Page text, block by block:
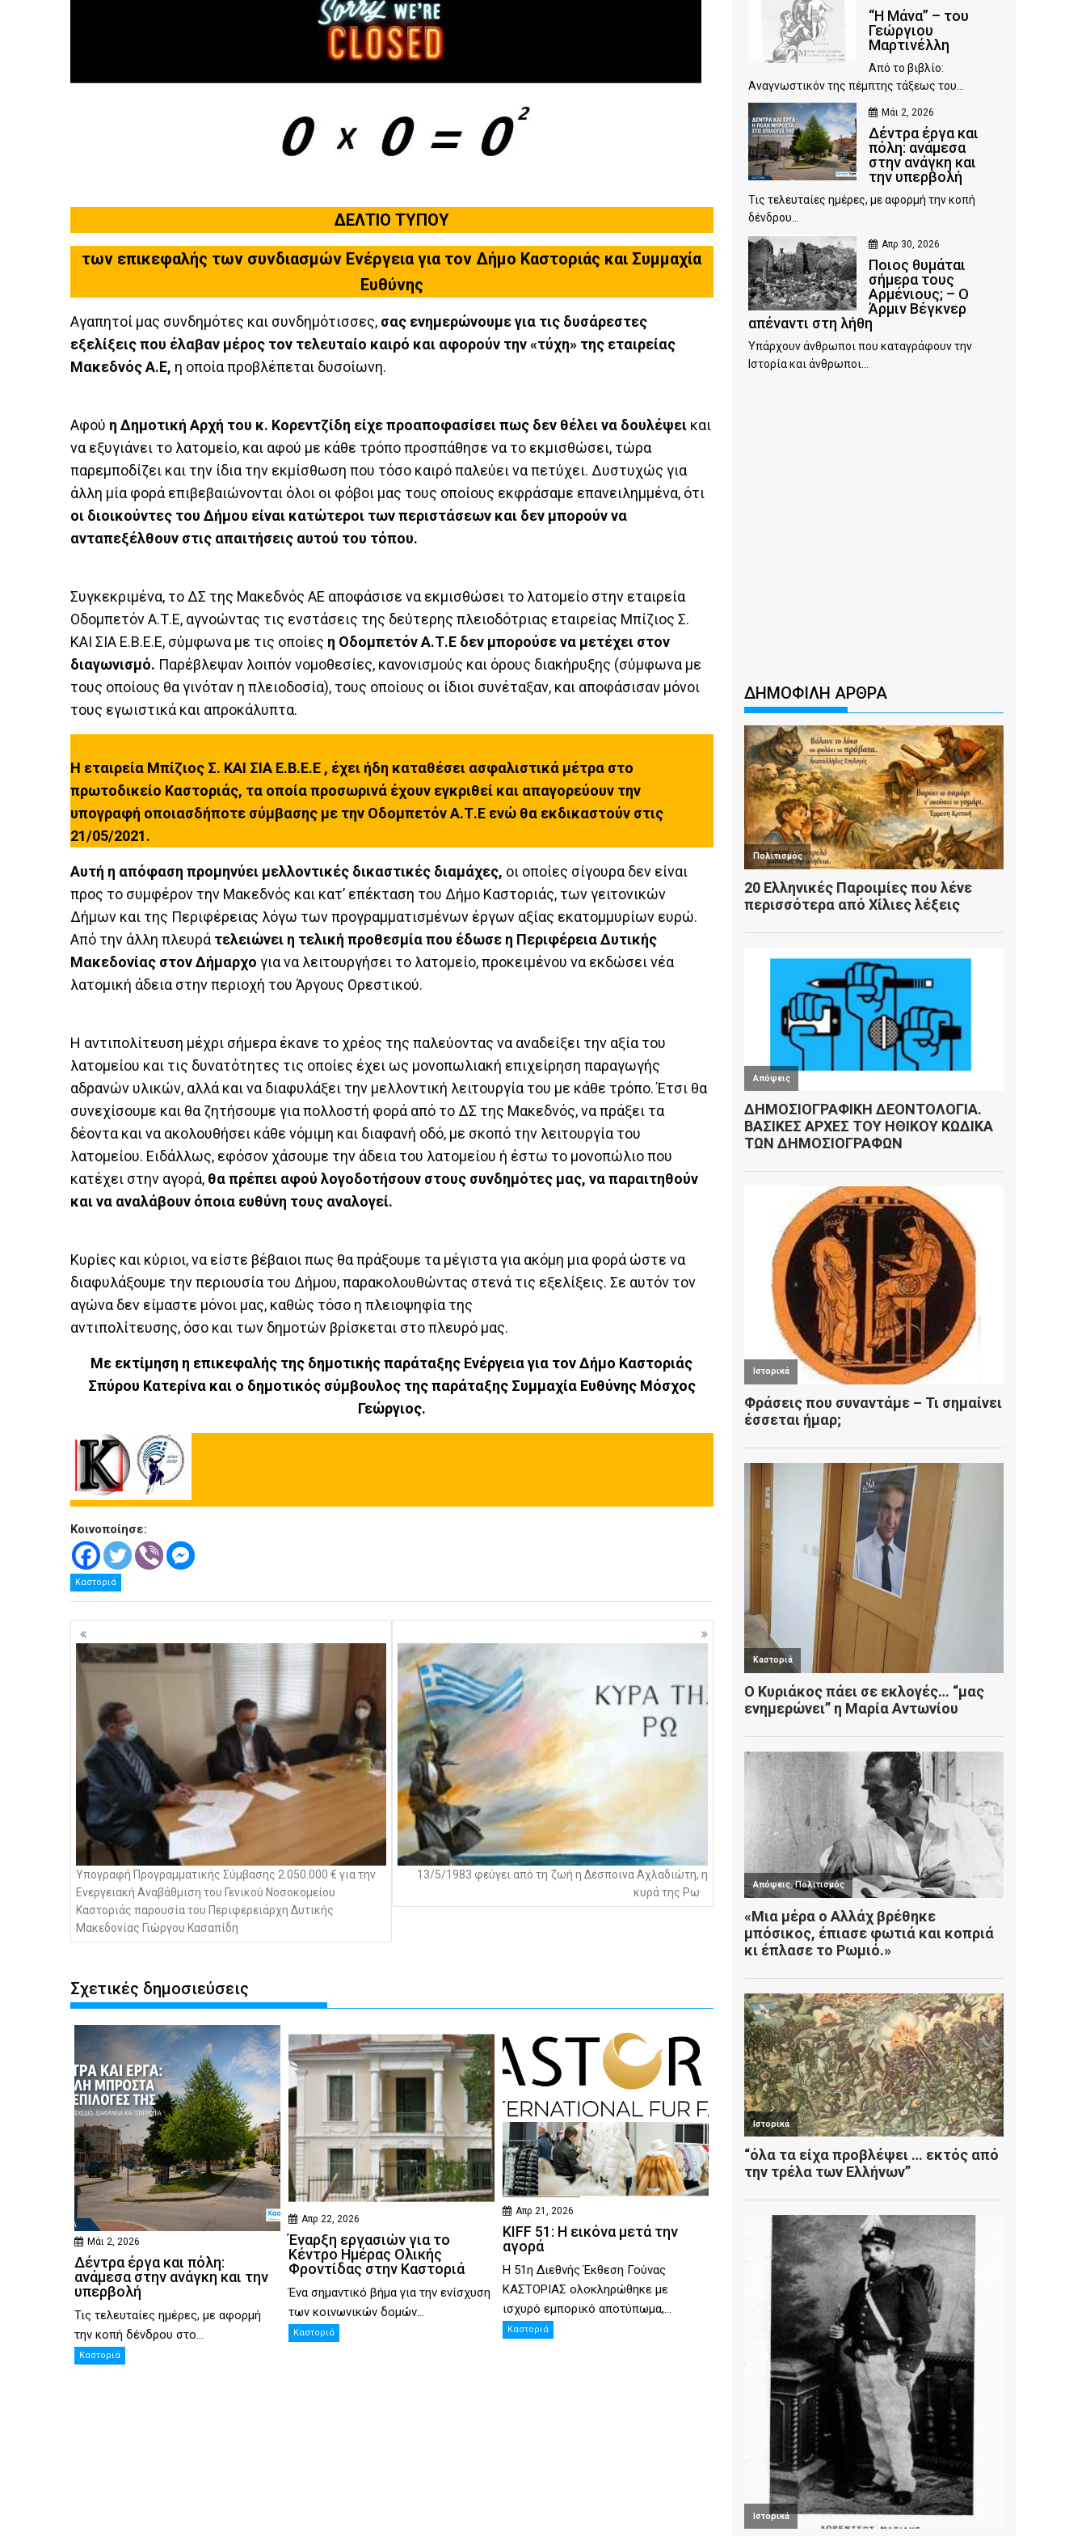
ΔΕΛΤΙΟ ΤΥΠΟΥ
των επικεφαλής των συνδιασμών Ενέργεια για τον Δήμο Καστοριάς και Συμμαχία
Ευθύνης
Αγαπητοί μας συνδημότες και συνδημότισσες, σας ενημερώνουμε για τις δυσάρεστες
εξελίξεις που έλαβαν μέρος τον τελευταίο καιρό και αφορούν την «τύχη» της εταιρείας
Μακεδνός Α.Ε, η οποία προβλέπεται δυσοίωνη.
Αφού η Δημοτική Αρχή του κ. Κορεντζίδη είχε προαποφασίσει πως δεν θέλει να δουλέψει και
να εξυγιάνει το λατομείο, και αφού με κάθε τρόπο προσπάθησε να το εκμισθώσει, τώρα
παρεμποδίζει και την ίδια την εκμίσθωση που τόσο καιρό παλεύει να πετύχει. Δυστυχώς για
άλλη μία φορά επιβεβαιώνονται όλοι οι φόβοι μας τους οποίους εκφράσαμε επανειλημμένα, ότι
οι διοικούντες του Δήμου είναι κατώτεροι των περιστάσεων και δεν μπορούν να
ανταπεξέλθουν στις απαιτήσεις αυτού του τόπου.
Συγκεκριμένα, το ΔΣ της Μακεδνός ΑΕ αποφάσισε να εκμισθώσει το λατομείο στην εταιρεία
Οδομπετόν Α.Τ.Ε, αγνοώντας τις ενστάσεις της δεύτερης πλειοδότριας εταιρείας Μπίζιος Σ.
ΚΑΙ ΣΙΑ Ε.Β.Ε.Ε, σύμφωνα με τις οποίες η Οδομπετόν Α.Τ.Ε δεν μπορούσε να μετέχει στον
διαγωνισμό. Παρέβλεψαν λοιπόν νομοθεσίες, κανονισμούς και όρους διακήρυξης (σύμφωνα με
τους οποίους θα γινόταν η πλειοδοσία), τους οποίους οι ίδιοι συνέταξαν, και αποφάσισαν μόνοι
τους εγωιστικά και απροκάλυπτα.
Η εταιρεία Μπίζιος Σ. ΚΑΙ ΣΙΑ Ε.Β.Ε.Ε , έχει ήδη καταθέσει ασφαλιστικά μέτρα στο
πρωτοδικείο Καστοριάς, τα οποία προσωρινά έχουν εγκριθεί και απαγορεύουν την
υπογραφή οποιασδήποτε σύμβασης με την Οδομπετόν Α.Τ.Ε ενώ θα εκδικαστούν στις
21/05/2021.
Αυτή η απόφαση προμηνύει μελλοντικές δικαστικές διαμάχες, οι οποίες σίγουρα δεν είναι
προς το συμφέρον την Μακεδνός και κατ’ επέκταση του Δήμο Καστοριάς, των γειτονικών
Δήμων και της Περιφέρειας λόγω των προγραμματισμένων έργων αξίας εκατομμυρίων ευρώ.
Από την άλλη πλευράτελειώνει η τελική προθεσμία που έδωσε η Περιφέρεια Δυτικής
Μακεδονίας στον Δήμαρχο για να λειτουργήσει το λατομείο, προκειμένου να εκδώσει νέα
λατομική άδεια στην περιοχή του Άργους Ορεστικού.
Η αντιπολίτευση μέχρι σήμερα έκανε το χρέος της παλεύοντας να αναδείξει την αξία του
λατομείου και τις δυνατότητες τις οποίες έχει ως μονοπωλιακή επιχείρηση παραγωγής
αδρανών υλικών, αλλά και να διαφυλάξει την μελλοντική λειτουργία του με κάθε τρόπο. Έτσι θα
συνεχίσουμε και θα ζητήσουμε για πολλοστή φορά από το ΔΣ της Μακεδνός, να πράξει τα
δέοντα και να ακολουθήσει κάθε νόμιμη και διαφανή οδό, με σκοπό την λειτουργία του
λατομείου. Ειδάλλως, εφόσον χάσουμε την άδεια του λατομείου ή έστω το μονοπώλιο που
κατέχει στην αγορά, θα πρέπει αφού λογοδοτήσουν στους συνδημότες μας, να παραιτηθούν
και να αναλάβουν όποια ευθύνη τους αναλογεί.
Κυρίες και κύριοι, να είστε βέβαιοι πως θα πράξουμε τα μέγιστα για ακόμη μια φορά ώστε να
διαφυλάξουμε την περιουσία του Δήμου, παρακολουθώντας στενά τις εξελίξεις. Σε αυτόν τον
αγώνα δεν είμαστε μόνοι μας, καθώς τόσο η πλειοψηφία της
αντιπολίτευσης, όσο και των δημοτών βρίσκεται στο πλευρό μας.
Με εκτίμηση η επικεφαλής της δημοτικής παράταξης Ενέργεια για τον Δήμο Καστοριάς
Σπύρου Κατερίνα και ο δημοτικός σύμβουλος της παράταξης Συμμαχία Ευθύνης Μόσχος
Γεώργιος.
Κοινοποίησε:
Καστοριά
Πλοήγηση
άρθρων
Υπογραφή Προγραμματικής Σύμβασης 2.050.000 € για την
Ενεργειακή Αναβάθμιση του Γενικού Νοσοκομείου
Καστοριάς παρουσία του Περιφερειάρχη Δυτικής
Μακεδονίας Γιώργου Κασαπίδη
13/5/1983 φεύγει από τη ζωή η Δέσποινα Αχλαδιώτη, η
κυρά της Ρω
Σχετικές δημοσιεύσεις
Μάι 2, 2026
Δέντρα έργα και πόλη:
ανάμεσα στην ανάγκη και την
υπερβολή
Τις τελευταίες ημέρες, με αφορμή
την κοπή δένδρου στο...
Καστοριά
Απρ 22, 2026
Έναρξη εργασιών για το
Κέντρο Ημέρας Ολικής
Φροντίδας στην Καστοριά
Ένα σημαντικό βήμα για την ενίσχυση
των κοινωνικών δομών...
Καστοριά
Απρ 21, 2026
KIFF 51: Η εικόνα μετά την
αγορά
Η 51η Διεθνής Έκθεση Γούνας
ΚΑΣΤΟΡΙΑΣ ολοκληρώθηκε με
ισχυρό εμπορικό αποτύπωμα,...
Καστοριά
“Η Μάνα” – του
Γεώργιου
Μαρτινέλλη
Από το βιβλίο:
Αναγνωστικόν της πέμπτης τάξεως του...
Μάι 2, 2026
Δέντρα έργα και
πόλη: ανάμεσα
στην ανάγκη και
την υπερβολή
Τις τελευταίες ημέρες, με αφορμή την κοπή
δένδρου...
Απρ 30, 2026
Ποιος θυμάται
σήμερα τους
Αρμένιους; – Ο
Άρμιν Βέγκνερ
απέναντι στη λήθη
Υπάρχουν άνθρωποι που καταγράφουν την
Ιστορία και άνθρωποι...
ΔΗΜΟΦΙΛΗ ΑΡΘΡΑ